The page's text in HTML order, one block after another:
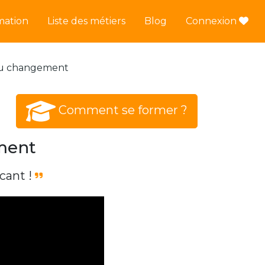
Liste des métiers Blog Connexion
changement
Comment se former ?
!